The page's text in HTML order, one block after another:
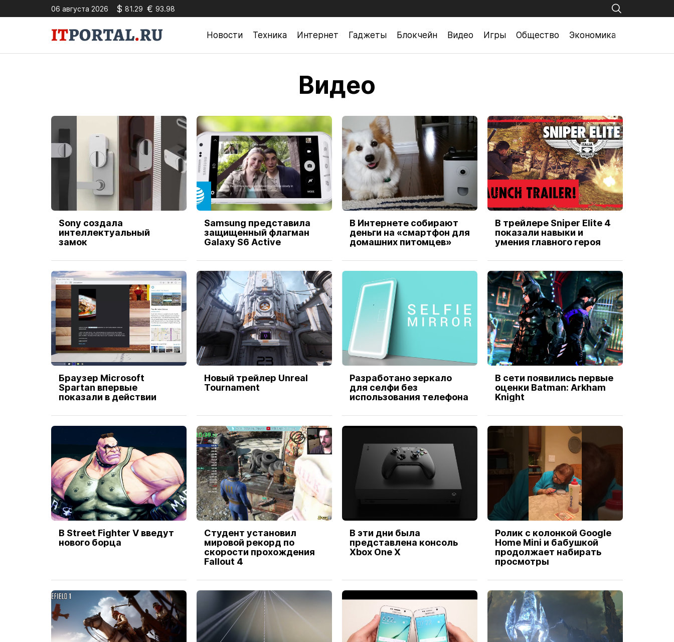
06 августа 2026 $ 81.29 € 93.98
Новости Техника Интернет Гаджеты Блокчейн Видео Игры Общество Экономика
Видео
Sony создала
интеллектуальный
замок
Samsung представила
защищенный флагман
Galaxy S6 Active
В Интернете собирают
деньги на «смартфон для
домашних питомцев»
В трейлере Sniper Elite 4
показали навыки и
умения главного героя
Браузер Microsoft
Spartan впервые
показали в действии
Новый трейлер Unreal
Tournament
Разработано зеркало
для селфи без
использования телефона
В сети появились первые
оценки Batman: Arkham
Knight
В Street Fighter V введут
нового борца
Студент установил
мировой рекорд по
скорости прохождения
Fallout 4
В эти дни была
представлена консоль
Xbox One X
Ролик с колонкой Google
Home Mini и бабушкой
продолжает набирать
просмотры